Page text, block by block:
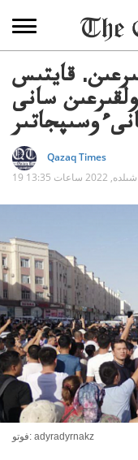
قايتىس
سانى
Qazaq Times
19 شىلدە, 2022 ساعات 13:35
فوتو: adyradyrnakz